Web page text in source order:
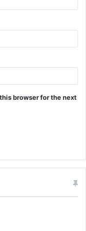
browser for the next